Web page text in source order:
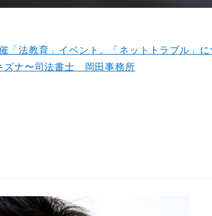
「法教育」イベント。「ネットトラブル」に
ズナ〜司法書士 岡田事務所